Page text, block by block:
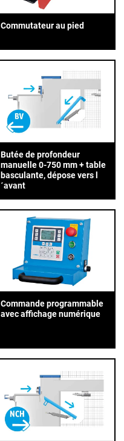
Commutateur au pied
Butée de profondeur
manuelle 0-750 mm + table
basculante, dépose vers l
´avant
Commande programmable
avec affichage numérique